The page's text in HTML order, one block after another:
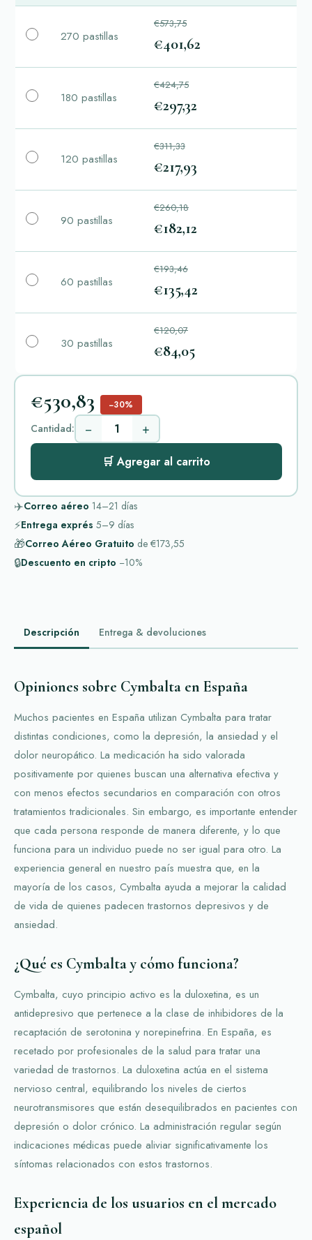
270 pastillas
€573,75
€401,62
180 pastillas
€424,75
€297,32
120 pastillas
€311,33
€217,93
90 pastillas
€260,18
€182,12
60 pastillas
€193,46
€135,42
30 pastillas
€120,07
€84,05
€530,83 −30%
Cantidad: − +
🛒 Agregar al carrito
✈️Correo aéreo 14–21 días
⚡Entrega exprés 5–9 días
🎁Correo Aéreo Gratuito de €173,55
🔒Descuento en cripto −10%
Descripción Entrega & devoluciones
Opiniones sobre Cymbalta en España
Muchos pacientes en España utilizan Cymbalta para tratar
distintas condiciones, como la depresión, la ansiedad y el
dolor neuropático. La medicación ha sido valorada
positivamente por quienes buscan una alternativa efectiva y
con menos efectos secundarios en comparación con otros
tratamientos tradicionales. Sin embargo, es importante entender
que cada persona responde de manera diferente, y lo que
funciona para un individuo puede no ser igual para otro. La
experiencia general en nuestro país muestra que, en la
mayoría de los casos, Cymbalta ayuda a mejorar la calidad
de vida de quienes padecen trastornos depresivos y de
ansiedad.
¿Qué es Cymbalta y cómo funciona?
Cymbalta, cuyo principio activo es la duloxetina, es un
antidepresivo que pertenece a la clase de inhibidores de la
recaptación de serotonina y norepinefrina. En España, es
recetado por profesionales de la salud para tratar una
variedad de trastornos. La duloxetina actúa en el sistema
nervioso central, equilibrando los niveles de ciertos
neurotransmisores que están desequilibrados en pacientes con
depresión o dolor crónico. La administración regular según
indicaciones médicas puede aliviar significativamente los
síntomas relacionados con estos trastornos.
Experiencia de los usuarios en el mercado
español